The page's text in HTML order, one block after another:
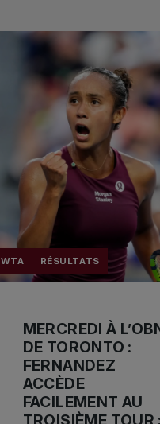
WTA RÉSULTATS
MERCREDI À
DE TORONTO :
FERNANDEZ
ACCÈDE
FACILEMENT AU